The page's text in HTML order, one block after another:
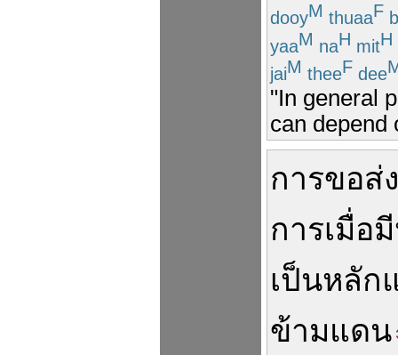
dooyM thuaaF
yaaM naH mitH
jaiM theeF dee
"In general
can depend
การขอส่
การเมื่อมี
เป็นหลัก
ข้ามแดน